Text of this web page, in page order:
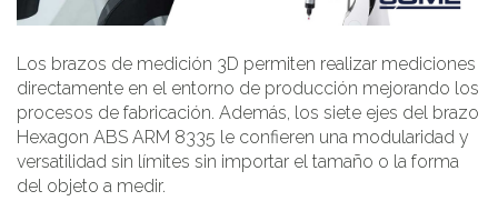
Los brazos de medición 3D permiten realizar mediciones
directamente en el entorno de producción mejorando los
procesos de fabricación. Además, los siete ejes del brazo
Hexagon ABS ARM 8335 le confieren una modularidad y
versatilidad sin límites sin importar el tamaño o la forma
del objeto a medir.